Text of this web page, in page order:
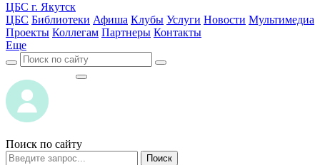
ЦБС г. Якутск
ЦБС Библиотеки Афиша Клубы Услуги Новости Мультимедиа
Проекты Коллегам Партнеры Контакты
Еще
Поиск по сайту
Поиск